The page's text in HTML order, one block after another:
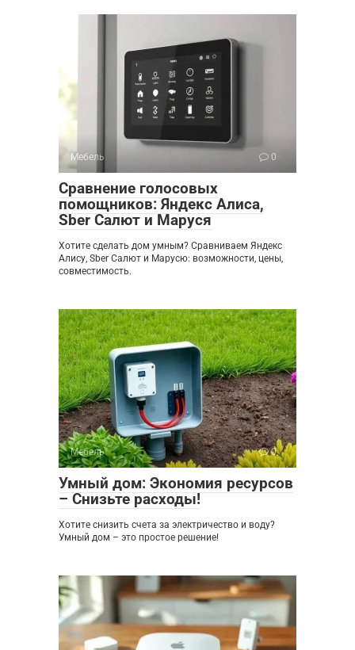
Мебель 0
Сравнение голосовых
помощников: Яндекс Алиса,
Sber Салют и Маруся
Хотите сделать дом умным? Сравниваем Яндекс
Алису, Sber Салют и Марусю: возможности, цены,
совместимость.
Мебель 0
Умный дом: Экономия ресурсов
– Снизьте расходы!
Хотите снизить счета за электричество и воду?
Умный дом – это простое решение!